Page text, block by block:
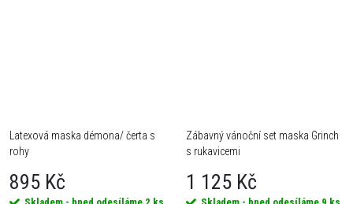
Latexová maska démona/ čerta s
rohy
895 Kč
Zábavný vánoční set maska Grinch
s rukavicemi
1 125 Kč